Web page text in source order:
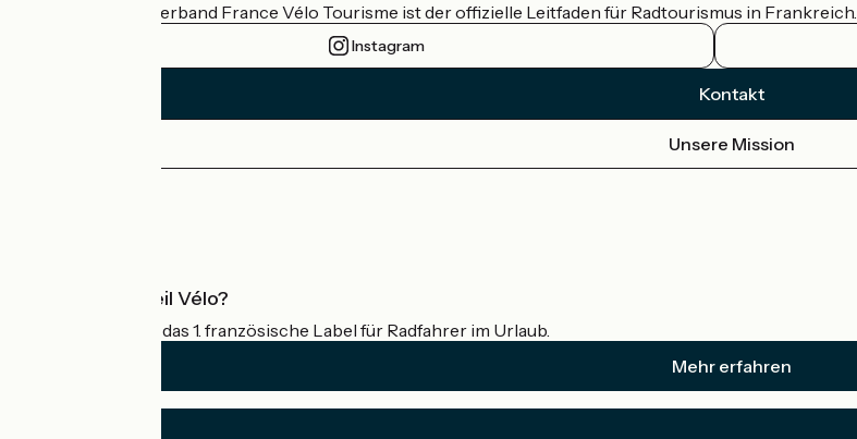
Der nationale Verband France Vélo Tourisme ist der offizielle Leitfaden für Radtourismus in Frankreich.
Instagram
Kontakt
Unsere Mission
Was ist Accueil Vélo?
Accueil Vélo ist das 1. französische Label für Radfahrer im Urlaub.
Mehr erfahren